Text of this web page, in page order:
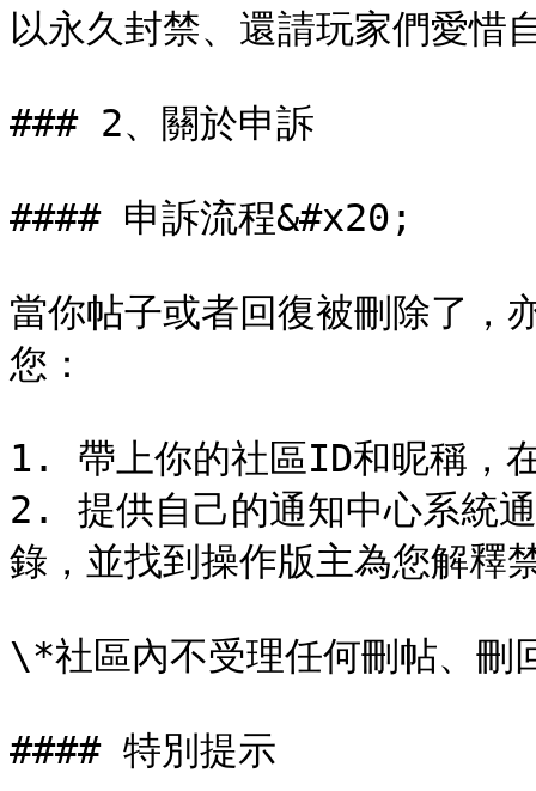
以永久封禁、還請玩家們愛惜
### 2、關於申訴
#### 申訴流程&#x20;
當你帖子或者回復被刪除了，
您：
1. 帶上你的社區ID和昵稱，
2. 提供自己的通知中心系統
錄，並找到操作版主為您解釋
\*社區內不受理任何刪帖、刪
#### 特別提示